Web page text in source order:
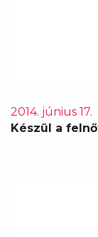
2014. június 17.
Készül a